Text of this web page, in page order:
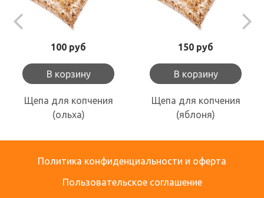
100 руб
В корзину
Щепа для копчения
(ольха)
150 руб
В корзину
Щепа для копчения
(яблоня)
Политика конфиденциальности и оферта
Пользовательское соглашение